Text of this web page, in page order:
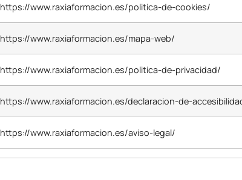
https://www.raxiaformacion.es/politica-de-cookies/
https://www.raxiaformacion.es/mapa-web/
https://www.raxiaformacion.es/politica-de-privacidad/
https://www.raxiaformacion.es/declaracion-de-
https://www.raxiaformacion.es/aviso-legal/